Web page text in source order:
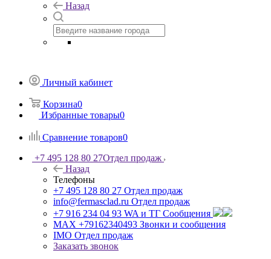
Назад
Личный кабинет
Корзина0
Избранные товары0
Сравнение товаров0
+7 495 128 80 27Отдел продаж
Назад
Телефоны
+7 495 128 80 27 Отдел продаж
info@fermasclad.ru Отдел продаж
+7 916 234 04 93 WA и ТГ Сообщения
MAX +79162340493 Звонки и сообщения
IMO Отдел продаж
Заказать звонок